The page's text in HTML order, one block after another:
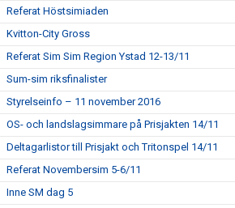
Referat Höstsimiaden
Kvitton-City Gross
Referat Sim Sim Region Ystad 12-13/11
Sum-sim riksfinalister
Styrelseinfo – 11 november 2016
OS- och landslagsimmare på Prisjakten 14/11
Deltagarlistor till Prisjakt och Tritonspel 14/11
Referat Novembersim 5-6/11
Inne SM dag 5